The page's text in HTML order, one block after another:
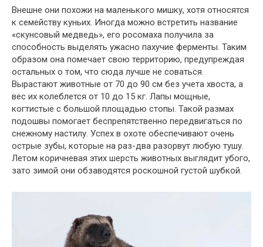
Внешне они похожи на маленького мишку, хотя относятся
к семейству куньих. Иногда можно встретить название
«скунсовый медведь», его росомаха получила за
способность выделять ужасно пахучие ферменты. Таким
образом она помечает свою территорию, предупреждая
остальных о том, что сюда лучше не соваться.
Вырастают животные от 70 до 90 см без учета хвоста, а
вес их колеблется от 10 до 15 кг. Лапы мощные,
когтистые с большой площадью стопы. Такой размах
подошвы помогает беспрепятственно передвигаться по
снежному настилу. Успех в охоте обеспечивают очень
острые зубы, которые на раз-два разорвут любую тушу.
Летом коричневая этих шерсть животных выглядит убого,
зато зимой они обзаводятся роскошной густой шубкой.